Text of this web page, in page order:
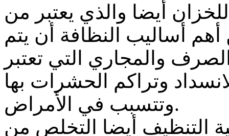
أيضا والذي يعتبر من
أساليب النظافة أن يتم
والمجاري التي تعتبر
وتراكم الحشرات بها
وتتسبب في الأمراض.
التنظيف أيضا التخلص من